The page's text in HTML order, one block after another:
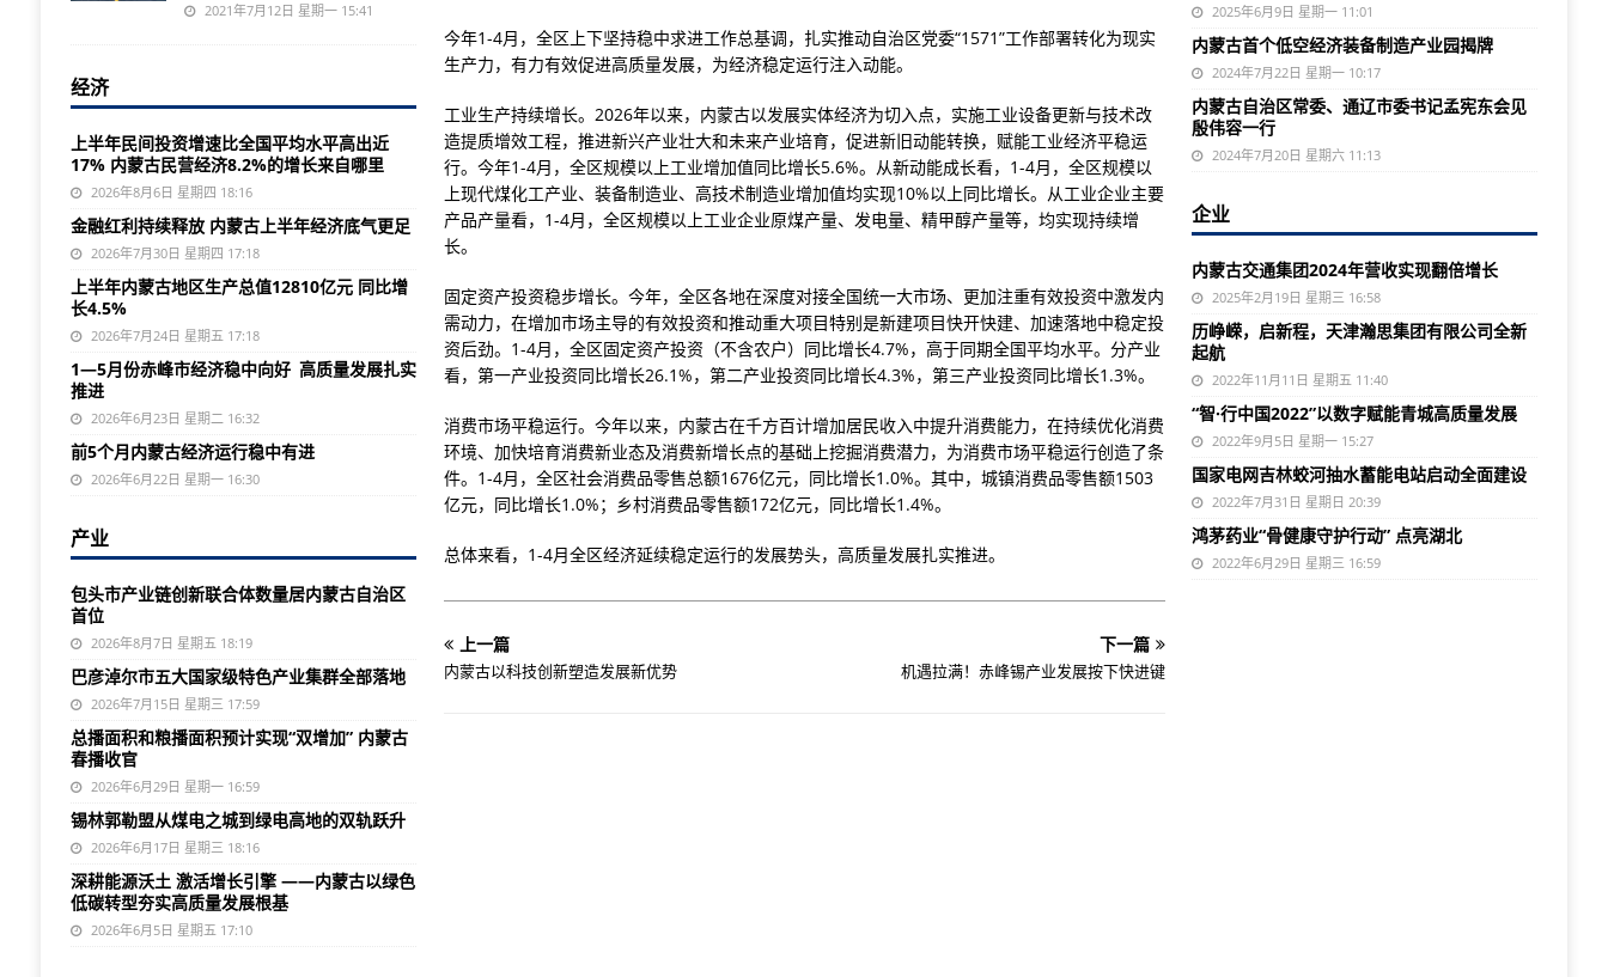
今年1-4月，全区上下坚持稳中求进工作总基调，扎实推动自治区党委“1571”工作部署转化为现实
生产力，有力有效促进高质量发展，为经济稳定运行注入动能。
工业生产持续增长。2026年以来，内蒙古以发展实体经济为切入点，实施工业设备更新与技术改
造提质增效工程，推进新兴产业壮大和未来产业培育，促进新旧动能转换，赋能工业经济平稳运
行。今年1-4月，全区规模以上工业增加值同比增长5.6%。从新动能成长看，1-4月，全区规模以
上现代煤化工产业、装备制造业、高技术制造业增加值均实现10%以上同比增长。从工业企业主要
产品产量看，1-4月，全区规模以上工业企业原煤产量、发电量、精甲醇产量等，均实现持续增
长。
固定资产投资稳步增长。今年，全区各地在深度对接全国统一大市场、更加注重有效投资中激发内
需动力，在增加市场主导的有效投资和推动重大项目特别是新建项目快开快建、加速落地中稳定投
资后劲。1-4月，全区固定资产投资（不含农户）同比增长4.7%，高于同期全国平均水平。分产业
看，第一产业投资同比增长26.1%，第二产业投资同比增长4.3%，第三产业投资同比增长1.3%。
消费市场平稳运行。今年以来，内蒙古在千方百计增加居民收入中提升消费能力，在持续优化消费
环境、加快培育消费新业态及消费新增长点的基础上挖掘消费潜力，为消费市场平稳运行创造了条
件。1-4月，全区社会消费品零售总额1676亿元，同比增长1.0%。其中，城镇消费品零售额1503
亿元，同比增长1.0%；乡村消费品零售额172亿元，同比增长1.4%。
总体来看，1-4月全区经济延续稳定运行的发展势头，高质量发展扎实推进。
上一篇
内蒙古以科技创新塑造发展新优势
下一篇
机遇拉满！赤峰锡产业发展按下快进键
2021年7月12日 星期一 15:41
经济
上半年民间投资增速比全国平均水平高出近
17% 内蒙古民营经济8.2%的增长来自哪里
2026年8月6日 星期四 18:16
金融红利持续释放 内蒙古上半年经济底气更足
2026年7月30日 星期四 17:18
上半年内蒙古地区生产总值12810亿元 同比增
长4.5%
2026年7月24日 星期五 17:18
1—5月份赤峰市经济稳中向好 高质量发展扎实
推进
2026年6月23日 星期二 16:32
前5个月内蒙古经济运行稳中有进
2026年6月22日 星期一 16:30
产业
包头市产业链创新联合体数量居内蒙古自治区
首位
2026年8月7日 星期五 18:19
巴彦淖尔市五大国家级特色产业集群全部落地
2026年7月15日 星期三 17:59
总播面积和粮播面积预计实现“双增加” 内蒙古
春播收官
2026年6月29日 星期一 16:59
锡林郭勒盟从煤电之城到绿电高地的双轨跃升
2026年6月17日 星期三 18:16
深耕能源沃土 激活增长引擎 ——内蒙古以绿色
低碳转型夯实高质量发展根基
2026年6月5日 星期五 17:10
2025年6月9日 星期一 11:01
内蒙古首个低空经济装备制造产业园揭牌
2024年7月22日 星期一 10:17
内蒙古自治区常委、通辽市委书记孟宪东会见
殷伟容一行
2024年7月20日 星期六 11:13
企业
内蒙古交通集团2024年营收实现翻倍增长
2025年2月19日 星期三 16:58
历峥嵘，启新程，天津瀚思集团有限公司全新
起航
2022年11月11日 星期五 11:40
“智·行中国2022”以数字赋能青城高质量发展
2022年9月5日 星期一 15:27
国家电网吉林蛟河抽水蓄能电站启动全面建设
2022年7月31日 星期日 20:39
鸿茅药业“骨健康守护行动” 点亮湖北
2022年6月29日 星期三 16:59